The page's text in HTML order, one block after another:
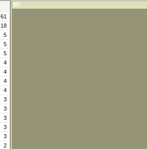
61
18
5
5
5
4
4
4
4
3
3
3
3
3
2